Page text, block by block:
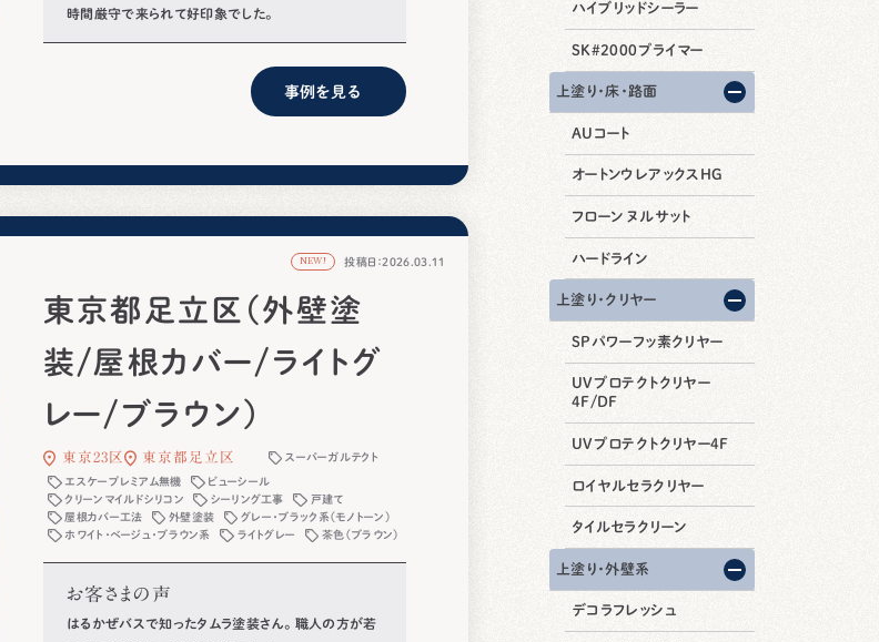
時間厳守で来られて好印象でした。
事例を見る
NEW! 投稿日：2026.03.11
東京都足立区（外壁塗
装/屋根カバー/ライトグ
レー/ブラウン）
東京23区 東京都足立区 スーパーガルテクト
エスケープレミアム無機
ビューシール
クリーンマイルドシリコン
シーリング工事
戸建て
屋根カバー工法
外壁塗装
グレー・ブラック系（モノトーン）
ホワイト・ベージュ・ブラウン系
ライトグレー 茶色（ブラウン）
お客さまの声
はるかぜバスで知ったタムラ塗装さん。 職人の方が若
ハイブリッドシーラー
SK#2000プライマー
上塗り・床・路面
AUコート
オートンウレアックスHG
フローン ヌルサット
ハードライン
上塗り・クリヤー
SPパワーフッ素クリヤー
UVプロテクトクリヤー
4F/DF
UVプロテクトクリヤー4F
ロイヤルセラクリヤー
タイルセラクリーン
上塗り・外壁系
デコラフレッシュ